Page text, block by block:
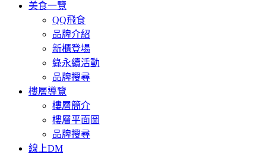
美食一覽
QQ飛食
品牌介紹
新櫃登場
綠永續活動
品牌搜尋
樓層導覽
樓層簡介
樓層平面圖
品牌搜尋
線上DM